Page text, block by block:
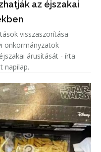
az éjszakai
visszaszorítása
önkormányzatok
árusítását - írta
napilap.